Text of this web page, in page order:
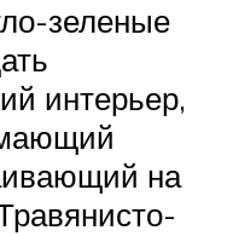
зеленые
интерьер,
на